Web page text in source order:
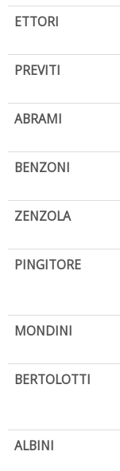
ETTORI
PREVITI
ABRAMI
BENZONI
ZENZOLA
PINGITORE
MONDINI
BERTOLOTTI
ALBINI